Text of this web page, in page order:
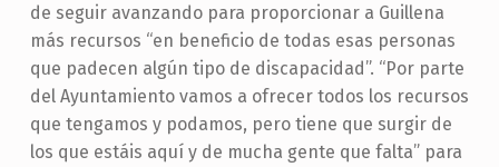
de seguir avanzando para proporcionar a Guillena
más recursos “en beneficio de todas esas personas
que padecen algún tipo de discapacidad”. “Por parte
del Ayuntamiento vamos a ofrecer todos los recursos
que tengamos y podamos, pero tiene que surgir de
los que estáis aquí y de mucha gente que falta” para